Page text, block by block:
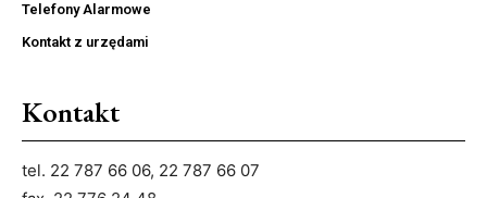
Telefony Alarmowe
Kontakt z urzędami
Kontakt
tel. 22 787 66 06, 22 787 66 07